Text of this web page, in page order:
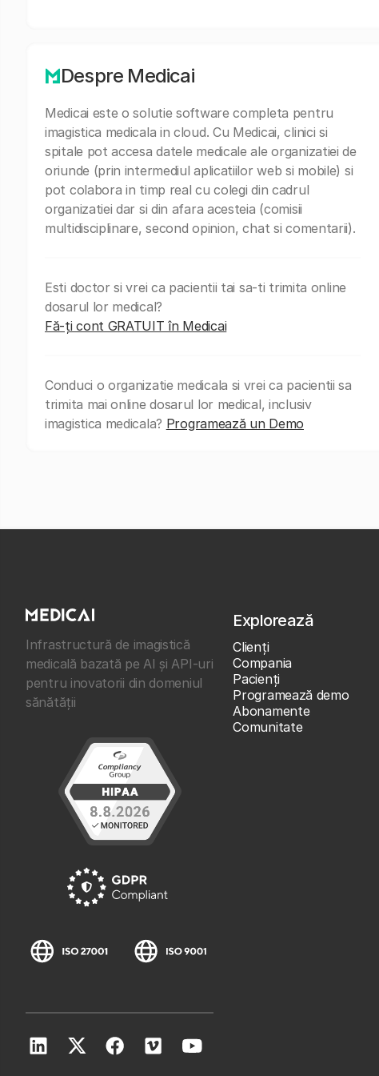
Despre Medicai
Medicai este o solutie software completa pentru
imagistica medicala in cloud. Cu Medicai, clinici si
spitale pot accesa datele medicale ale organizatiei de
oriunde (prin intermediul aplicatiilor web si mobile) si
pot colabora in timp real cu colegi din cadrul
organizatiei dar si din afara acesteia (comisii
multidisciplinare, second opinion, chat si comentarii).
Esti doctor si vrei ca pacientii tai sa-ti trimita online
dosarul lor medical?
Fă-ți cont GRATUIT în Medicai
Conduci o organizatie medicala si vrei ca pacientii sa
trimita mai online dosarul lor medical, inclusiv
imagistica medicala? Programează un Demo
Infrastructură de imagistică
medicală bazată pe AI și API-uri
pentru inovatorii din domeniul
sănătății
Explorează
Clienţi
Compania
Pacienți
Programează demo
Abonamente
Comunitate